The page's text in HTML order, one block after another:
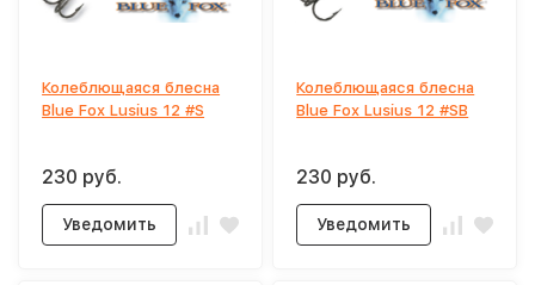
Колеблющаяся блесна
Blue Fox Lusius 12 #S
230 руб.
Уведомить
Колеблющаяся блесна
Blue Fox Lusius 12 #SB
230 руб.
Уведомить